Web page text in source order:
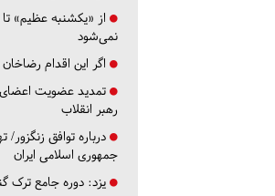
از «یکشنبه عظیم»
نمی‌شود
اگر این اقدام رضاخان
تمدید عضویت اعضای
رهبر انقلاب
درباره توافق
جمهوری اسلامی ایران
یزد: دوره جامع ترک